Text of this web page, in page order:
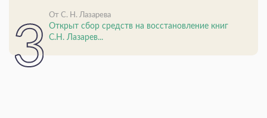
От С. Н. Лазарева
Открыт сбор средств на восстановление книг
С.Н. Лазарев...